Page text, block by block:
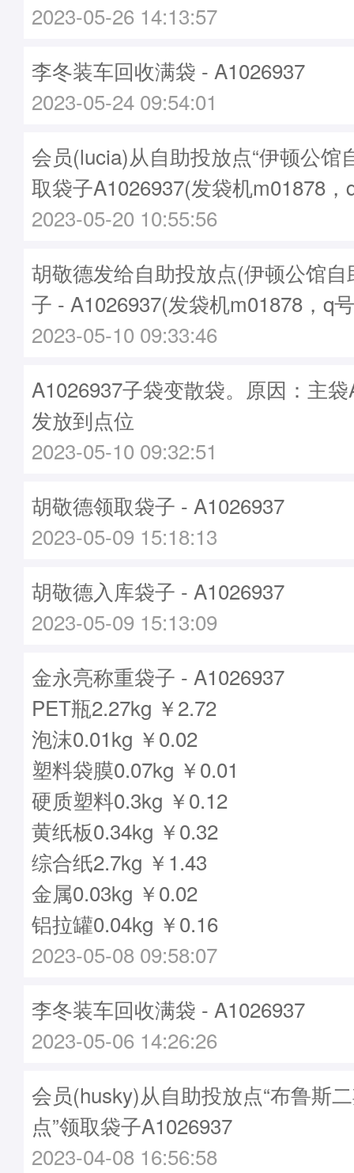
2023-05-26 14:13:57
李冬装车回收满袋 - A1026937
2023-05-24 09:54:01
会员(lucia)从自助投放点“伊顿公馆
取袋子A1026937(发袋机m01878，
2023-05-20 10:55:56
胡敬德发给自助投放点(伊顿公馆
子 - A1026937(发袋机m01878，q
2023-05-10 09:33:46
A1026937子袋变散袋。原因：主
发放到点位
2023-05-10 09:32:51
胡敬德领取袋子 - A1026937
2023-05-09 15:18:13
胡敬德入库袋子 - A1026937
2023-05-09 15:13:09
金永亮称重袋子 - A1026937
PET瓶2.27kg ￥2.72
泡沫0.01kg ￥0.02
塑料袋膜0.07kg ￥0.01
硬质塑料0.3kg ￥0.12
黄纸板0.34kg ￥0.32
综合纸2.7kg ￥1.43
金属0.03kg ￥0.02
铝拉罐0.04kg ￥0.16
2023-05-08 09:58:07
李冬装车回收满袋 - A1026937
2023-05-06 14:26:26
会员(husky)从自助投放点“布鲁斯
点”领取袋子A1026937
2023-04-08 16:56:58